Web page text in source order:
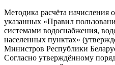
Методика расчёта начисления
указанных «Правил
системами водоснабжения,
населенных пунктах»
Министров Республики
Согласно утверждённому